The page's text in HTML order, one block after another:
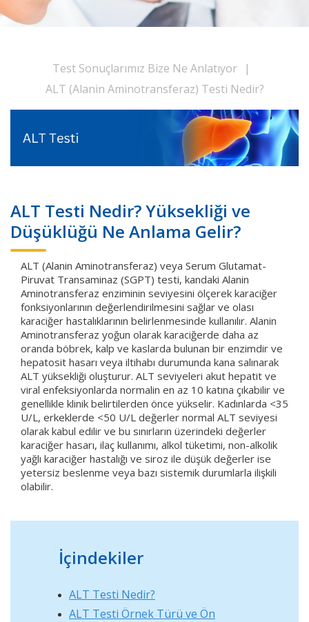
Test Sonuçlarımız Bize Ne Anlatıyor
|
ALT (Alanin Aminotransferaz) Testi Nedir?
ALT Testi Nedir? Yüksekliği ve
Düşüklüğü Ne Anlama Gelir?
ALT (Alanin Aminotransferaz) veya Serum Glutamat-
Piruvat Transaminaz (SGPT) testi, kandaki Alanin
Aminotransferaz enziminin seviyesini ölçerek karaciğer
fonksiyonlarının değerlendirilmesini sağlar ve olası
karaciğer hastalıklarının belirlenmesinde kullanılır. Alanin
Aminotransferaz yoğun olarak karaciğerde daha az
oranda böbrek, kalp ve kaslarda bulunan bir enzimdir ve
hepatosit hasarı veya iltihabı durumunda kana salınarak
ALT yüksekliği oluşturur. ALT seviyeleri akut hepatit ve
viral enfeksiyonlarda normalin en az 10 katına çıkabilir ve
genellikle klinik belirtilerden önce yükselir. Kadınlarda <35
U/L, erkeklerde <50 U/L değerler normal ALT seviyesi
olarak kabul edilir ve bu sınırların üzerindeki değerler
karaciğer hasarı, ilaç kullanımı, alkol tüketimi, non-alkolik
yağlı karaciğer hastalığı ve siroz ile düşük değerler ise
yetersiz beslenme veya bazı sistemik durumlarla ilişkili
olabilir.
İçindekiler
ALT Testi Nedir?
ALT Testi Örnek Türü ve Ön